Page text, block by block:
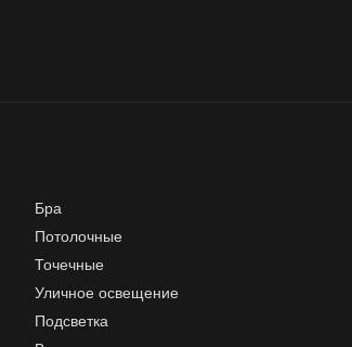
Бра
Потолочные
Точечные
Уличное освещение
Подсветка